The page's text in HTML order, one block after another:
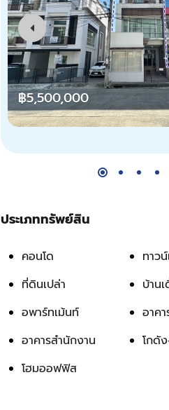
฿5,500,000
ประเภททรัพย์สิน
คอนโด
ทาว
ที่ดินเปล่า
บ้าน
อพาร์ทเม้นท์
อาค
อาคารสำนักงาน
โกดั
โฮมออฟฟิส